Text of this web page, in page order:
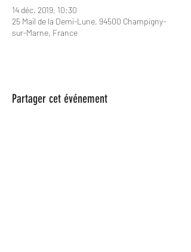
14 déc. 2019, 10:30
25 Mail de la Demi-Lune, 94500 Champigny-
sur-Marne, France
Partager cet événement